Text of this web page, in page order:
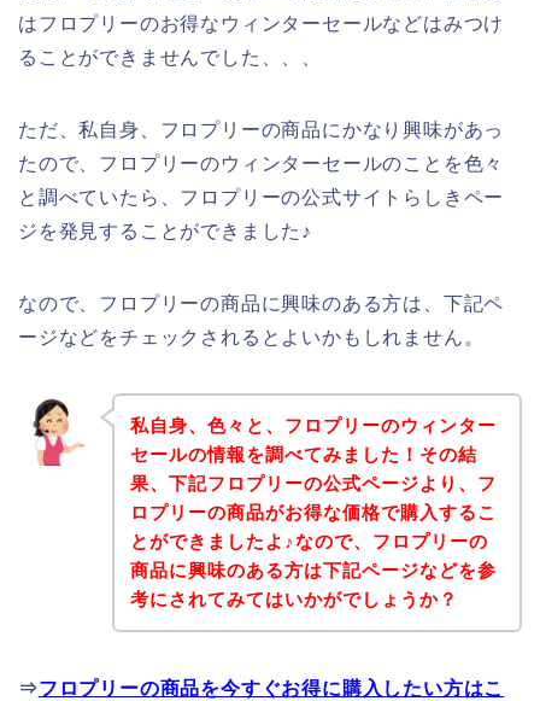
はフロプリーのお得なウィンターセールなどはみつけ
ることができませんでした、、、
ただ、私自身、フロプリーの商品にかなり興味があっ
たので、フロプリーのウィンターセールのことを色々
と調べていたら、フロプリーの公式サイトらしきペー
ジを発見することができました♪
なので、フロプリーの商品に興味のある方は、下記ペ
ージなどをチェックされるとよいかもしれません。
私自身、色々と、フロプリーのウィンター
セールの情報を調べてみました！その結
果、下記フロプリーの公式ページより、フ
ロプリーの商品がお得な価格で購入するこ
とができましたよ♪なので、フロプリーの
商品に興味のある方は下記ページなどを参
考にされてみてはいかがでしょうか？
⇒フロプリーの商品を今すぐお得に購入したい方はこ